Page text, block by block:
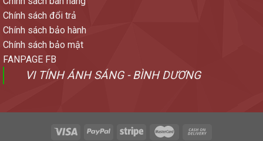
Chính sách đổi trả
Chính sách bảo hành
Chính sách bảo mật
FANPAGE FB
VI TÍNH ÁNH SÁNG - BÌNH DƯƠNG